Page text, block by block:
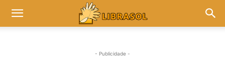
- Publicidade -